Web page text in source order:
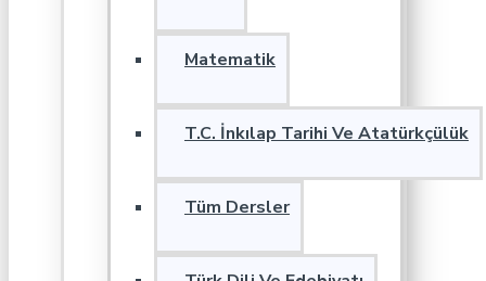
Matematik
T.C. İnkılap Tarihi Ve Atatürkçülük
Tüm Dersler